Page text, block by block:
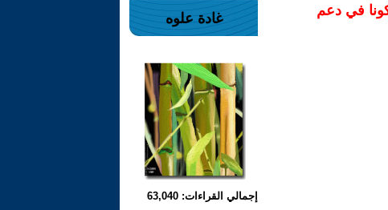
في دعم
غادة علوه
إجمالي القراءات: 63,040